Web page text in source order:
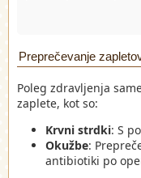
Preprečevanje
Poleg zdravljenja
zaplete, kot so:
Krvni strdki: S
Okužbe:
antibiotiki po